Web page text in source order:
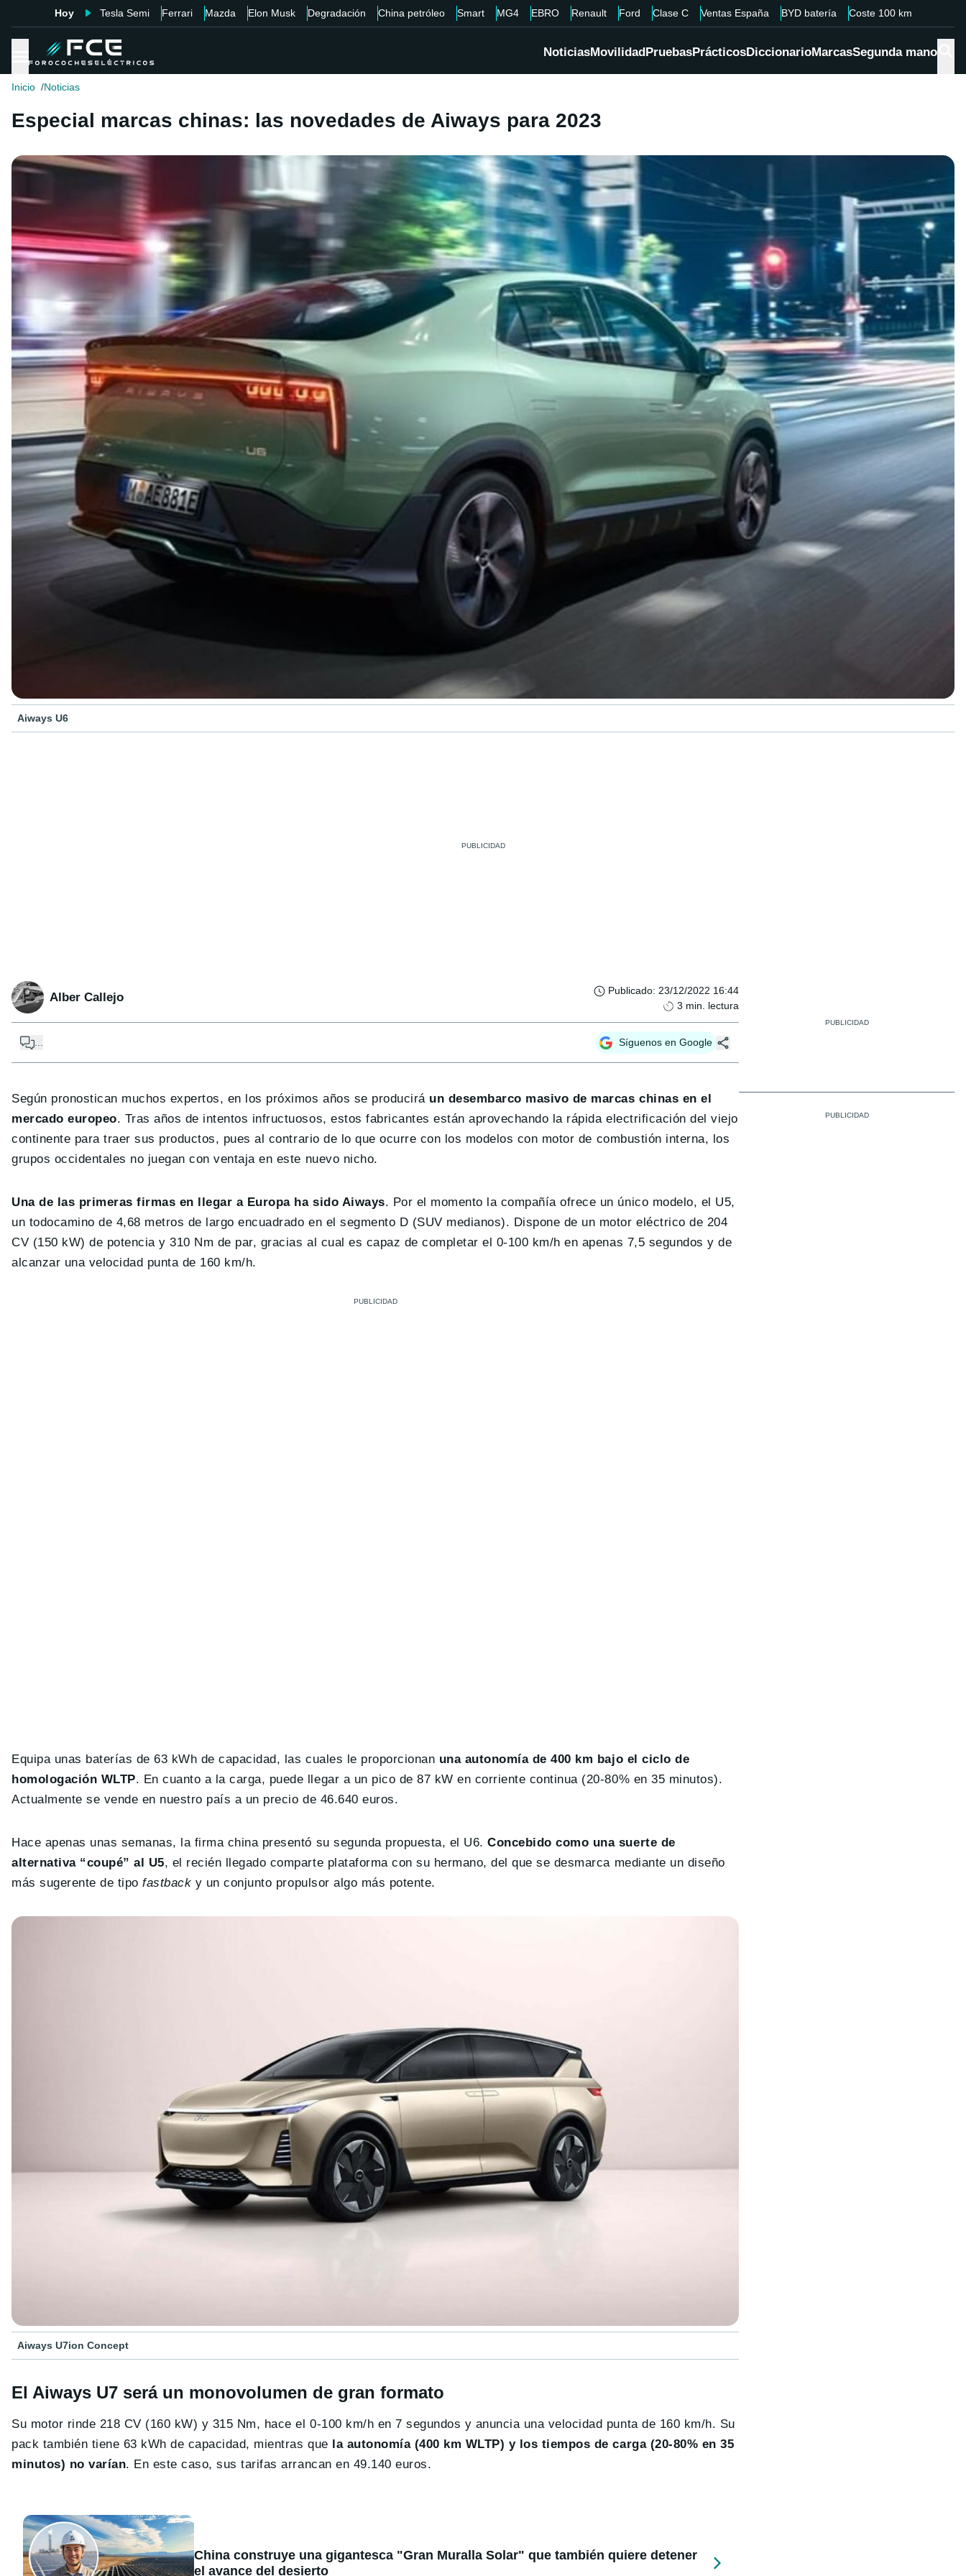
Hoy Tesla Semi Ferrari Mazda Elon Musk Degradación China petróleo Smart MG4 EBRO Renault Ford Clase C Ventas España BYD batería Coste 100 km
NoticiasMovilidadPruebasPrácticosDiccionarioMarcasSegunda mano
Inicio Noticias
Especial marcas chinas: las novedades de Aiways para 2023
Aiways U6
Alber Callejo Publicado: 23/12/2022 16:44
3 min. lectura
... Síguenos en Google
Según pronostican muchos expertos, en los próximos años se producirá un desembarco masivo de marcas chinas en el
mercado europeo. Tras años de intentos infructuosos, estos fabricantes están aprovechando la rápida electrificación del viejo
continente para traer sus productos, pues al contrario de lo que ocurre con los modelos con motor de combustión interna, los
grupos occidentales no juegan con ventaja en este nuevo nicho.
Una de las primeras firmas en llegar a Europa ha sido Aiways. Por el momento la compañía ofrece un único modelo, el U5,
un todocamino de 4,68 metros de largo encuadrado en el segmento D (SUV medianos). Dispone de un motor eléctrico de 204
CV (150 kW) de potencia y 310 Nm de par, gracias al cual es capaz de completar el 0-100 km/h en apenas 7,5 segundos y de
alcanzar una velocidad punta de 160 km/h.
Equipa unas baterías de 63 kWh de capacidad, las cuales le proporcionan una autonomía de 400 km bajo el ciclo de
homologación WLTP. En cuanto a la carga, puede llegar a un pico de 87 kW en corriente continua (20-80% en 35 minutos).
Actualmente se vende en nuestro país a un precio de 46.640 euros.
Hace apenas unas semanas, la firma china presentó su segunda propuesta, el U6.Concebido como una suerte de
alternativa “coupé” al U5, el recién llegado comparte plataforma con su hermano, del que se desmarca mediante un diseño
más sugerente de tipofastback y un conjunto propulsor algo más potente.
Aiways U7ion Concept
El Aiways U7 será un monovolumen de gran formato
Su motor rinde 218 CV (160 kW) y 315 Nm, hace el 0-100 km/h en 7 segundos y anuncia una velocidad punta de 160 km/h. Su
pack también tiene 63 kWh de capacidad, mientras que la autonomía (400 km WLTP) y los tiempos de carga (20-80% en 35
minutos) no varían. En este caso, sus tarifas arrancan en 49.140 euros.
China construye una gigantesca "Gran Muralla Solar" que también quiere detener
el avance del desierto